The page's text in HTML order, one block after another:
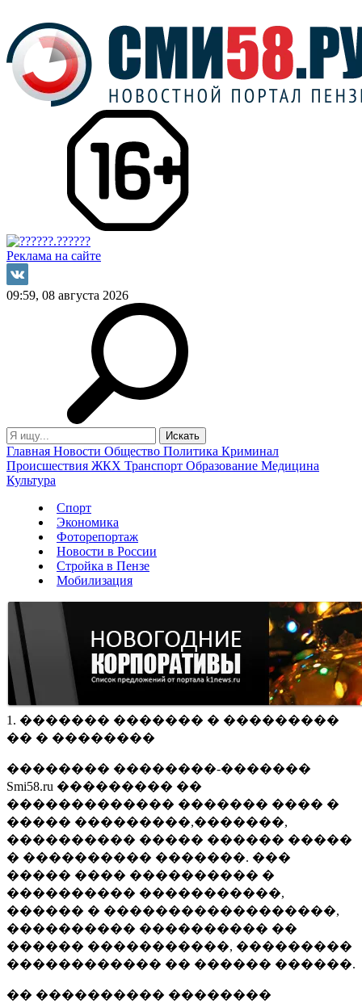
Реклама на сайте
09:59, 08 августа 2026
Главная Новости Общество Политика Криминал
Происшествия ЖКХ Транспорт Образование Медицина
Культура
Спорт
Экономика
Фоторепортаж
Новости в России
Стройка в Пензе
Мобилизация
1. ������� ������� � ���������
�� � ��������
�������� ��������-�������
Smi58.ru ��������� ��
������������� ������� ���� �
����� ���������,�������,
���������� ����� ������ �����
� ���������� �������. ���
����� ���� ���������� �
���������� �����������,
������ � ������������������,
���������� ���������� ��
������ �����������, ���������
������������ �� ������ ������.
�� ���������� ��������